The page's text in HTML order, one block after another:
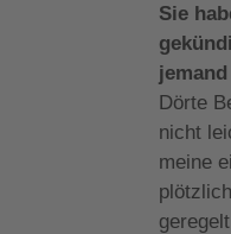
Sie
Dörte
nicht
meine